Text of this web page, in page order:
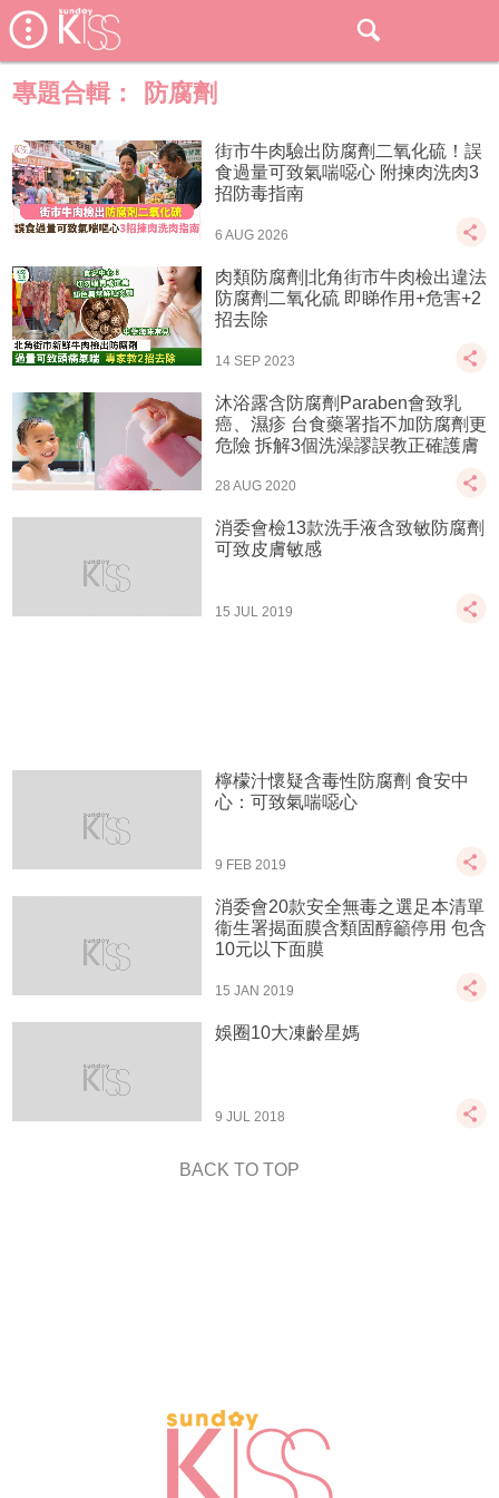
專題合輯： 防腐劑
街市牛肉驗出防腐劑二氧化硫！誤
食過量可致氣喘噁心 附揀肉洗肉3
招防毒指南
6 AUG 2026
肉類防腐劑|北角街市牛肉檢出違法
防腐劑二氧化硫 即睇作用+危害+2
招去除
14 SEP 2023
沐浴露含防腐劑Paraben會致乳
癌、濕疹 台食藥署指不加防腐劑更
危險 拆解3個洗澡謬誤教正確護膚
28 AUG 2020
消委會檢13款洗手液含致敏防腐劑
可致皮膚敏感
15 JUL 2019
檸檬汁懷疑含毒性防腐劑 食安中
心：可致氣喘噁心
9 FEB 2019
消委會20款安全無毒之選足本清單
衞生署揭面膜含類固醇籲停用 包含
10元以下面膜
15 JAN 2019
娛圈10大凍齡星媽
9 JUL 2018
BACK TO TOP